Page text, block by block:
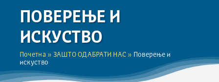
ПОВЕРЕЊЕ И
ИСКУСТВО
Почетна » ЗАШТО ОДАБРАТИ НАС » Поверење и
искуство